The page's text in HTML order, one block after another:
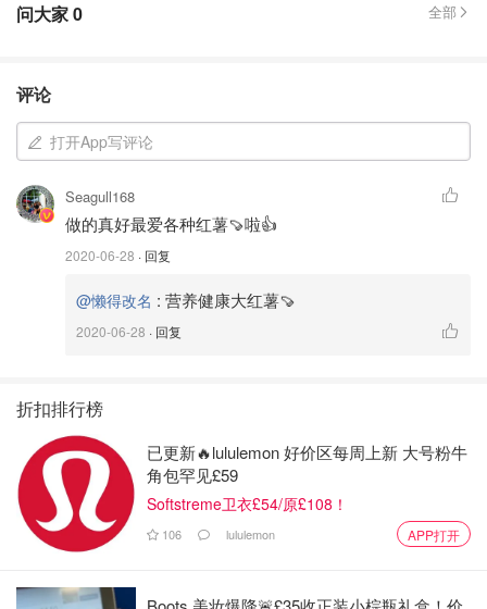
3️⃣将挖出来的地瓜肉在成泥，加入少许芝士碎、牛奶和糖搅
拌均
问大家0 全部
评论
打开App写评论
Seagull168
做的真好最爱各种红薯🍠啦👍
2020-06-28 · 回复
@懒得改名 : 营养健康大红薯🍠
2020-06-28 · 回复
折扣排行榜
已更新🔥lululemon 好价区每周上新 大号粉牛
角包罕见£59
Softstreme卫衣£54/原£108！
106 lululemon APP打开